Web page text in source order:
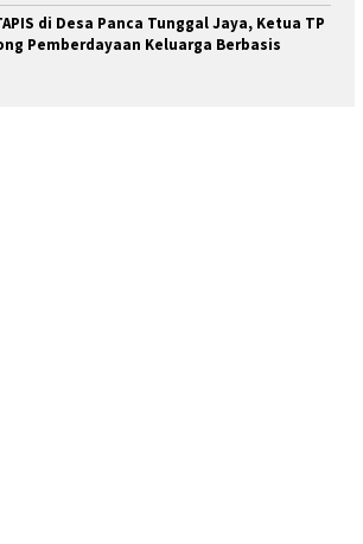
di Desa Panca Tunggal Jaya, Ketua TP
Pemberdayaan Keluarga Berbasis